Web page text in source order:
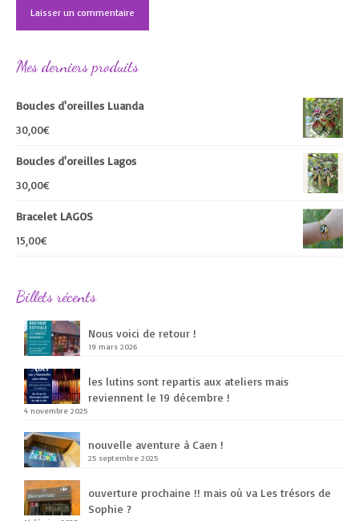
Mes derniers produits
Boucles d'oreilles Luanda
30,00€
Boucles d'oreilles Lagos
30,00€
Bracelet LAGOS
15,00€
Billets récents
Nous voici de retour !
19 mars 2026
les lutins sont repartis aux ateliers mais
reviennent le 19 décembre !
4 novembre 2025
nouvelle aventure à Caen !
25 septembre 2025
ouverture prochaine !! mais où va Les trésors de
Sophie ?